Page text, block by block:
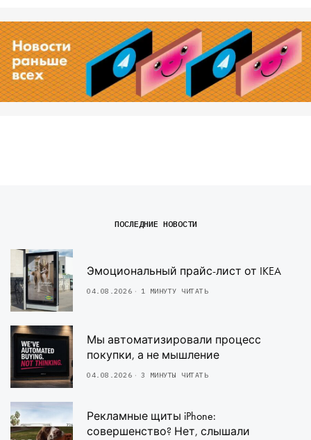
ПОСЛЕДНИЕ НОВОСТИ
Эмоциональный прайс-лист от IKEA
04.08.2026 1 МИНУТУ ЧИТАТЬ
Мы автоматизировали процесс
покупки, а не мышление
04.08.2026 3 МИНУТЫ ЧИТАТЬ
Рекламные щиты iPhone:
совершенство? Нет, слышали